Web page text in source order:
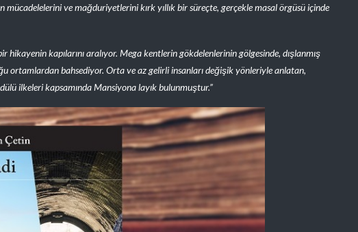
ve mağduriyetlerini kırk yıllık bir süreçte, gerçekle masal örgüsü içinde
hikayenin kapılarını aralıyor. Mega kentlerin gökdelenlerinin gölgesinde, dışlanmış
ortamlardan bahsediyor. Orta ve az gelirli insanları değişik yönleriyle anlatan,
ilkeleri kapsamında Mansiyona layık bulunmuştur.”